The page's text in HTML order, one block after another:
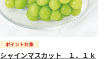
シャインマスカット １．１ｋ